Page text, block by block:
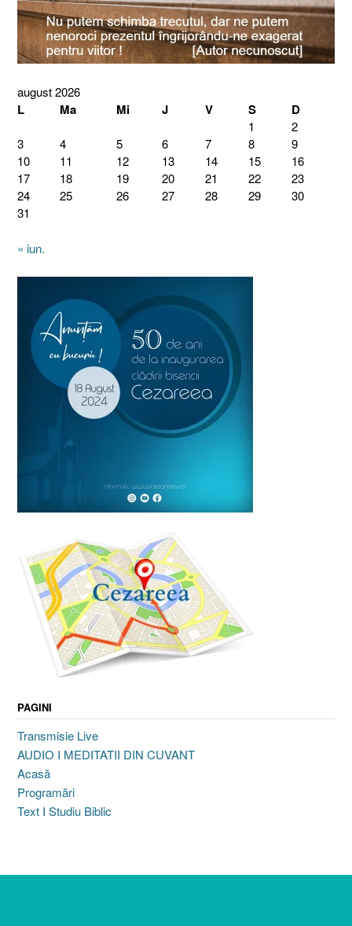
august 2026
L Ma Mi J V S D
1
2
3
4 5 6 7 8
9
10
11 12 13 14 15
16
17
18 19 20 21 22
23
24
25 26 27 28 29
30
31
« iun.
PAGINI
Transmisie Live
AUDIO I MEDITATII DIN CUVANT
Acasă
Programări
Text I Studiu Biblic